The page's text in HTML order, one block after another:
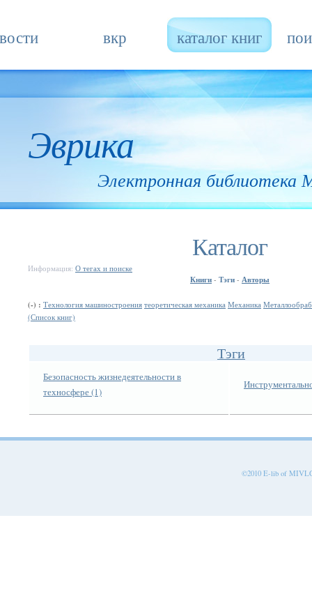
вкр каталог книг
Эврика
Электронная
Каталог
Информация: О тегах и поиске
Книги - Тэги - Авторы
(-) : Технология машиностроения теоретическая механика Механика
(Список книг)
Тэги
Безопасность жизнедеятельности в
техносфере (1)
©2010 E-lib of